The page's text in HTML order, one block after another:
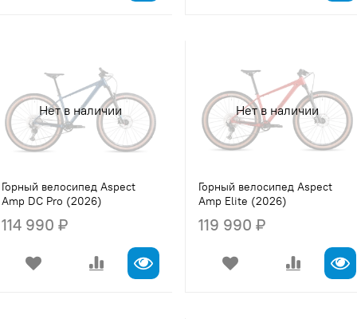
Нет в наличии
Горный велосипед Aspect
Amp DC Pro (2026)
114 990 ₽
Нет в наличии
Горный велосипед Aspect
Amp Elite (2026)
119 990 ₽